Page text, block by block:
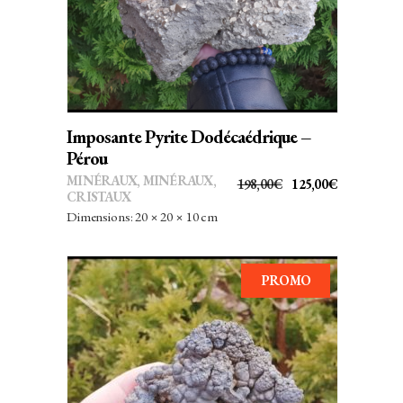
Imposante Pyrite Dodécaédrique –
Pérou
198,00€
LE
ÉTAIT :
198,00€.
125,00€LE
EST :
125,00€.
MINÉRAUX, MINÉRAUX,
CRISTAUX
Dimensions: 20 × 20 × 10 cm
PROMO
AJOUTER AU PANIER